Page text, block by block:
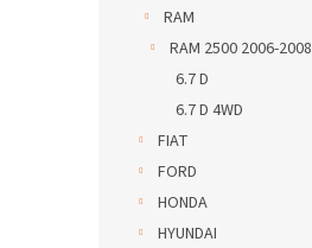
RAM
RAM 2500 2006-2008
6.7 D
6.7 D 4WD
FIAT
FORD
HONDA
HYUNDAI